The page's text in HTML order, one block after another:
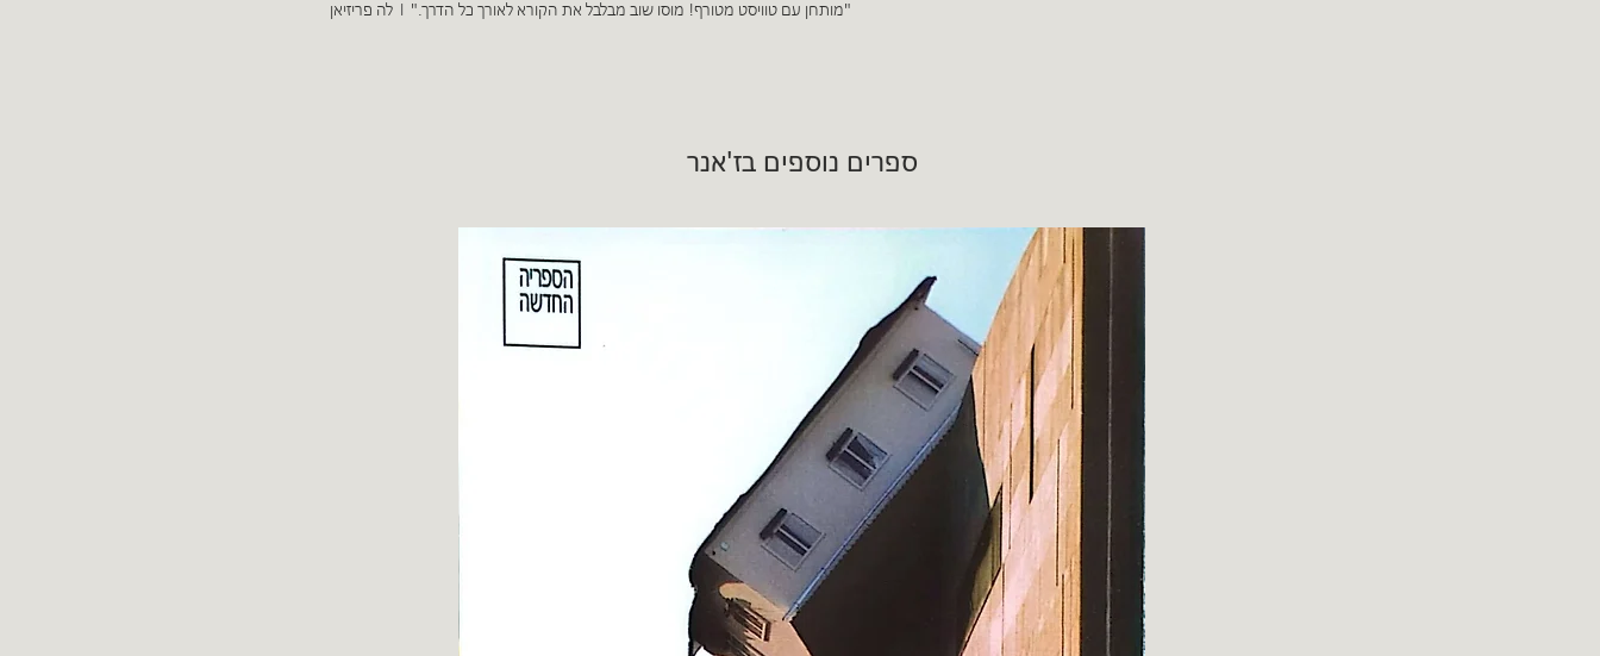
"‬מותחן‬ עם‬ טוויסט ‬מטורף! ‬מוסו ‬שוב ‬מבלבל‬ את ‬הקורא ‬לאורך ‬כל ‬הדרך." ‬׀ ‬לה ‬פריזיאן
ספרים נוספים בז'אנר